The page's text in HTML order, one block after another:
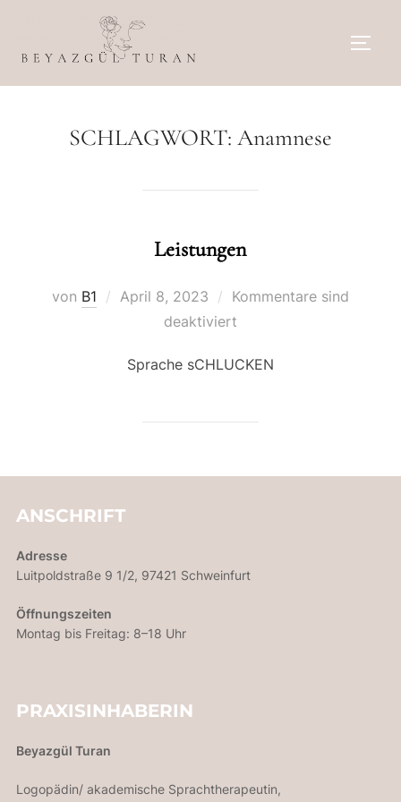
springen
SCHLAGWORT: Anamnese
Leistungen
von B1
Veröffentlicht
April 8, 2023
Kommentare sind
deaktiviert
Sprache sCHLUCKEN
ANSCHRIFT
Adresse
Luitpoldstraße 9 1/2, 97421 Schweinfurt
Öffnungszeiten
Montag bis Freitag: 8–18 Uhr
PRAXISINHABERIN
Beyazgül Turan
Logopädin/ akademische Sprachtherapeutin,